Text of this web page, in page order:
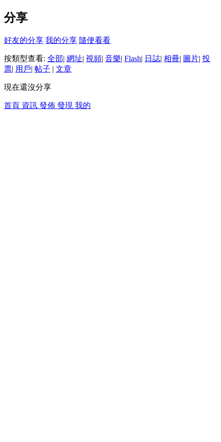
分享
好友的分享 我的分享 隨便看看
按類型查看: 全部| 網址| 視頻| 音樂| Flash| 日誌| 相冊| 圖片| 投
票| 用戶| 帖子 | 文章
現在還沒分享
首頁 資訊 發佈 發現 我的